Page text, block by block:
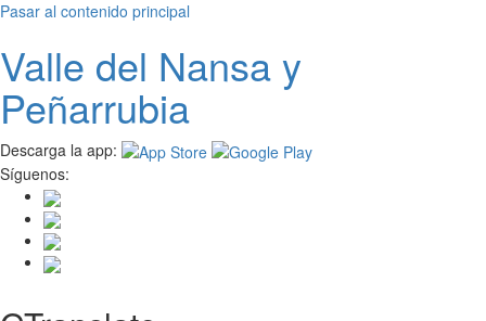
Pasar al contenido principal
Valle del Nansay
Peñarrubia
Descarga la app:
Síguenos: